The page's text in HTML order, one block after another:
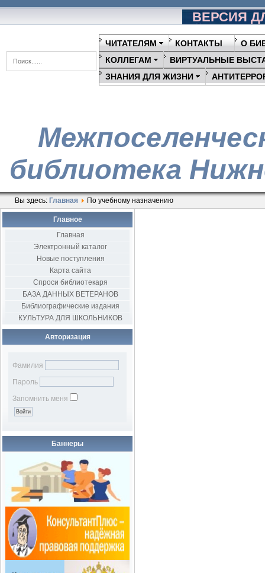
ВЕРСИЯ
ЧИТАТЕЛЯМ КОНТАКТЫ
О
КОЛЛЕГАМ
ВИРТУАЛЬНЫЕ
ЗНАНИЯ ДЛЯ ЖИЗНИ
библиотека
Вы здесь: Главная По учебному назначению
Главное
Главная
Электронный каталог
Новые поступления
Карта сайта
Спроси библиотекаря
БАЗА ДАННЫХ ВЕТЕРАНОВ
Библиографические издания
КУЛЬТУРА ДЛЯ ШКОЛЬНИКОВ
Авторизация
Фамилия
Пароль
Запомнить меня
Баннеры